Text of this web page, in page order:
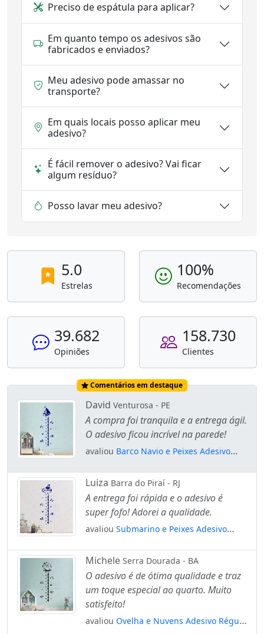
Preciso de espátula para aplicar?
Em quanto tempo os adesivos são
fabricados e enviados?
Meu adesivo pode amassar no
transporte?
Em quais locais posso aplicar meu
adesivo?
É fácil remover o adesivo? Vai ficar
algum resíduo?
Posso lavar meu adesivo?
5.0
Estrelas
100%
Recomendações
39.682
Opiniões
158.730
Clientes
Comentários em destaque
David Venturosa - PE
A compra foi tranquila e a entrega ágil.
O adesivo ficou incrível na parede!
avaliou Barco Navio e Peixes Adesivo
de Altura para Quarto, Porta e Parede
Mod:235
Luiza Barra do Piraí - RJ
A entrega foi rápida e o adesivo é
super fofo! Adorei a qualidade.
avaliou Submarino e Peixes Adesivo
de Altura para Quarto, Porta e Parede
Mod:252
Michele Serra Dourada - BA
O adesivo é de ótima qualidade e traz
um toque especial ao quarto. Muito
satisfeito!
avaliou Ovelha e Nuvens Adesivo Régua